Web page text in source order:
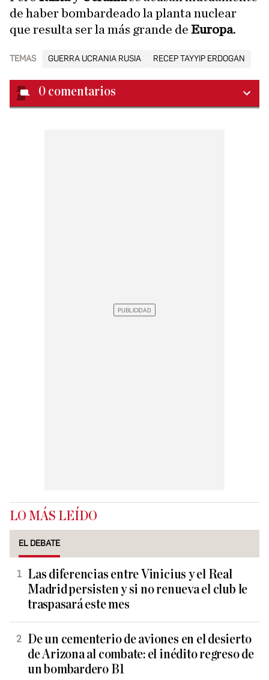
de haber bombardeado la planta nuclear
que resulta ser la más grande de Europa.
TEMAS GUERRA UCRANIA RUSIA RECEP TAYYIP ERDOGAN
0 comentarios
LO MÁS LEÍDO
EL DEBATE
Las diferencias entre Vinicius y el Real
Madrid persisten y si no renueva el club le
traspasará este mes
De un cementerio de aviones en el desierto
de Arizona al combate: el inédito regreso de
un bombardero B1